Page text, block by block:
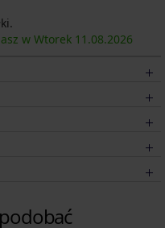
w Wtorek 11.08.2026